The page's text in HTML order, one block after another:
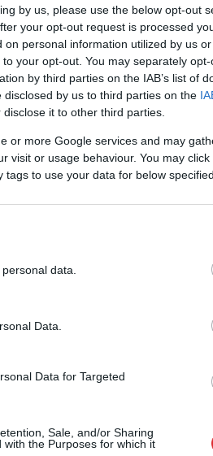
by us, please use the below opt-out
your opt-out request is processed
personal information utilized by us
your opt-out. You may separately
by third parties on the IAB’s list of
by us to third parties on the
it to other third parties.
or more Google services and may
visit or usage behaviour. You may
to use your data for below
data.
Data.
Data for Targeted
Sale, and/or Sharing
the Purposes for which it
Tajās redzams, kā
Bejonsa uz
zinu, jo esmu to
biļešu skaits pieauga,
200%,” Hjūstonas radio
Bejonsas tēvs Metjū
naudas nav – tūrisma
operatora “Digitours”